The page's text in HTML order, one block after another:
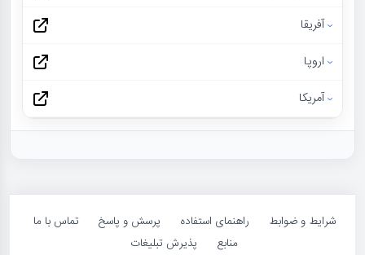
آفریقا
اروپا
آمریکا
شرایط و ضوابط راهنمای استفاده پرسش و پاسخ
تماس با ما
منابع
پذیرش تبلیغات